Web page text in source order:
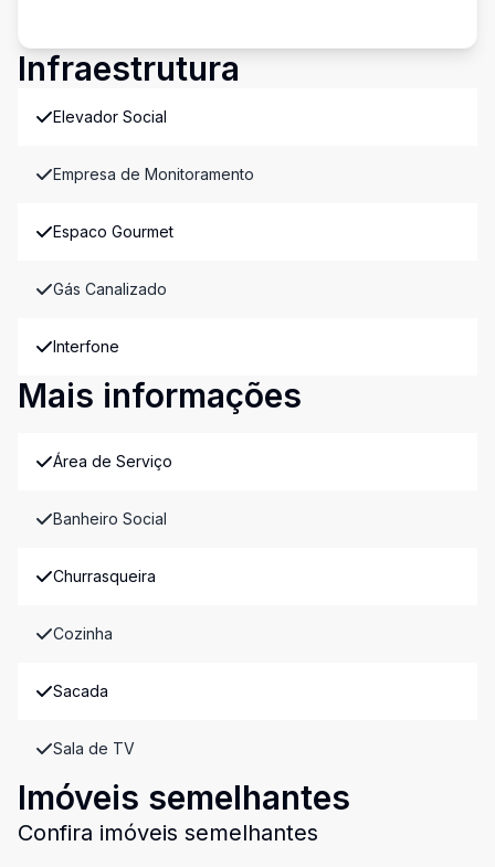
Infraestrutura
Elevador Social
Empresa de Monitoramento
Espaco Gourmet
Gás Canalizado
Interfone
Mais informações
Área de Serviço
Banheiro Social
Churrasqueira
Cozinha
Sacada
Sala de TV
Imóveis semelhantes
Confira imóveis semelhantes